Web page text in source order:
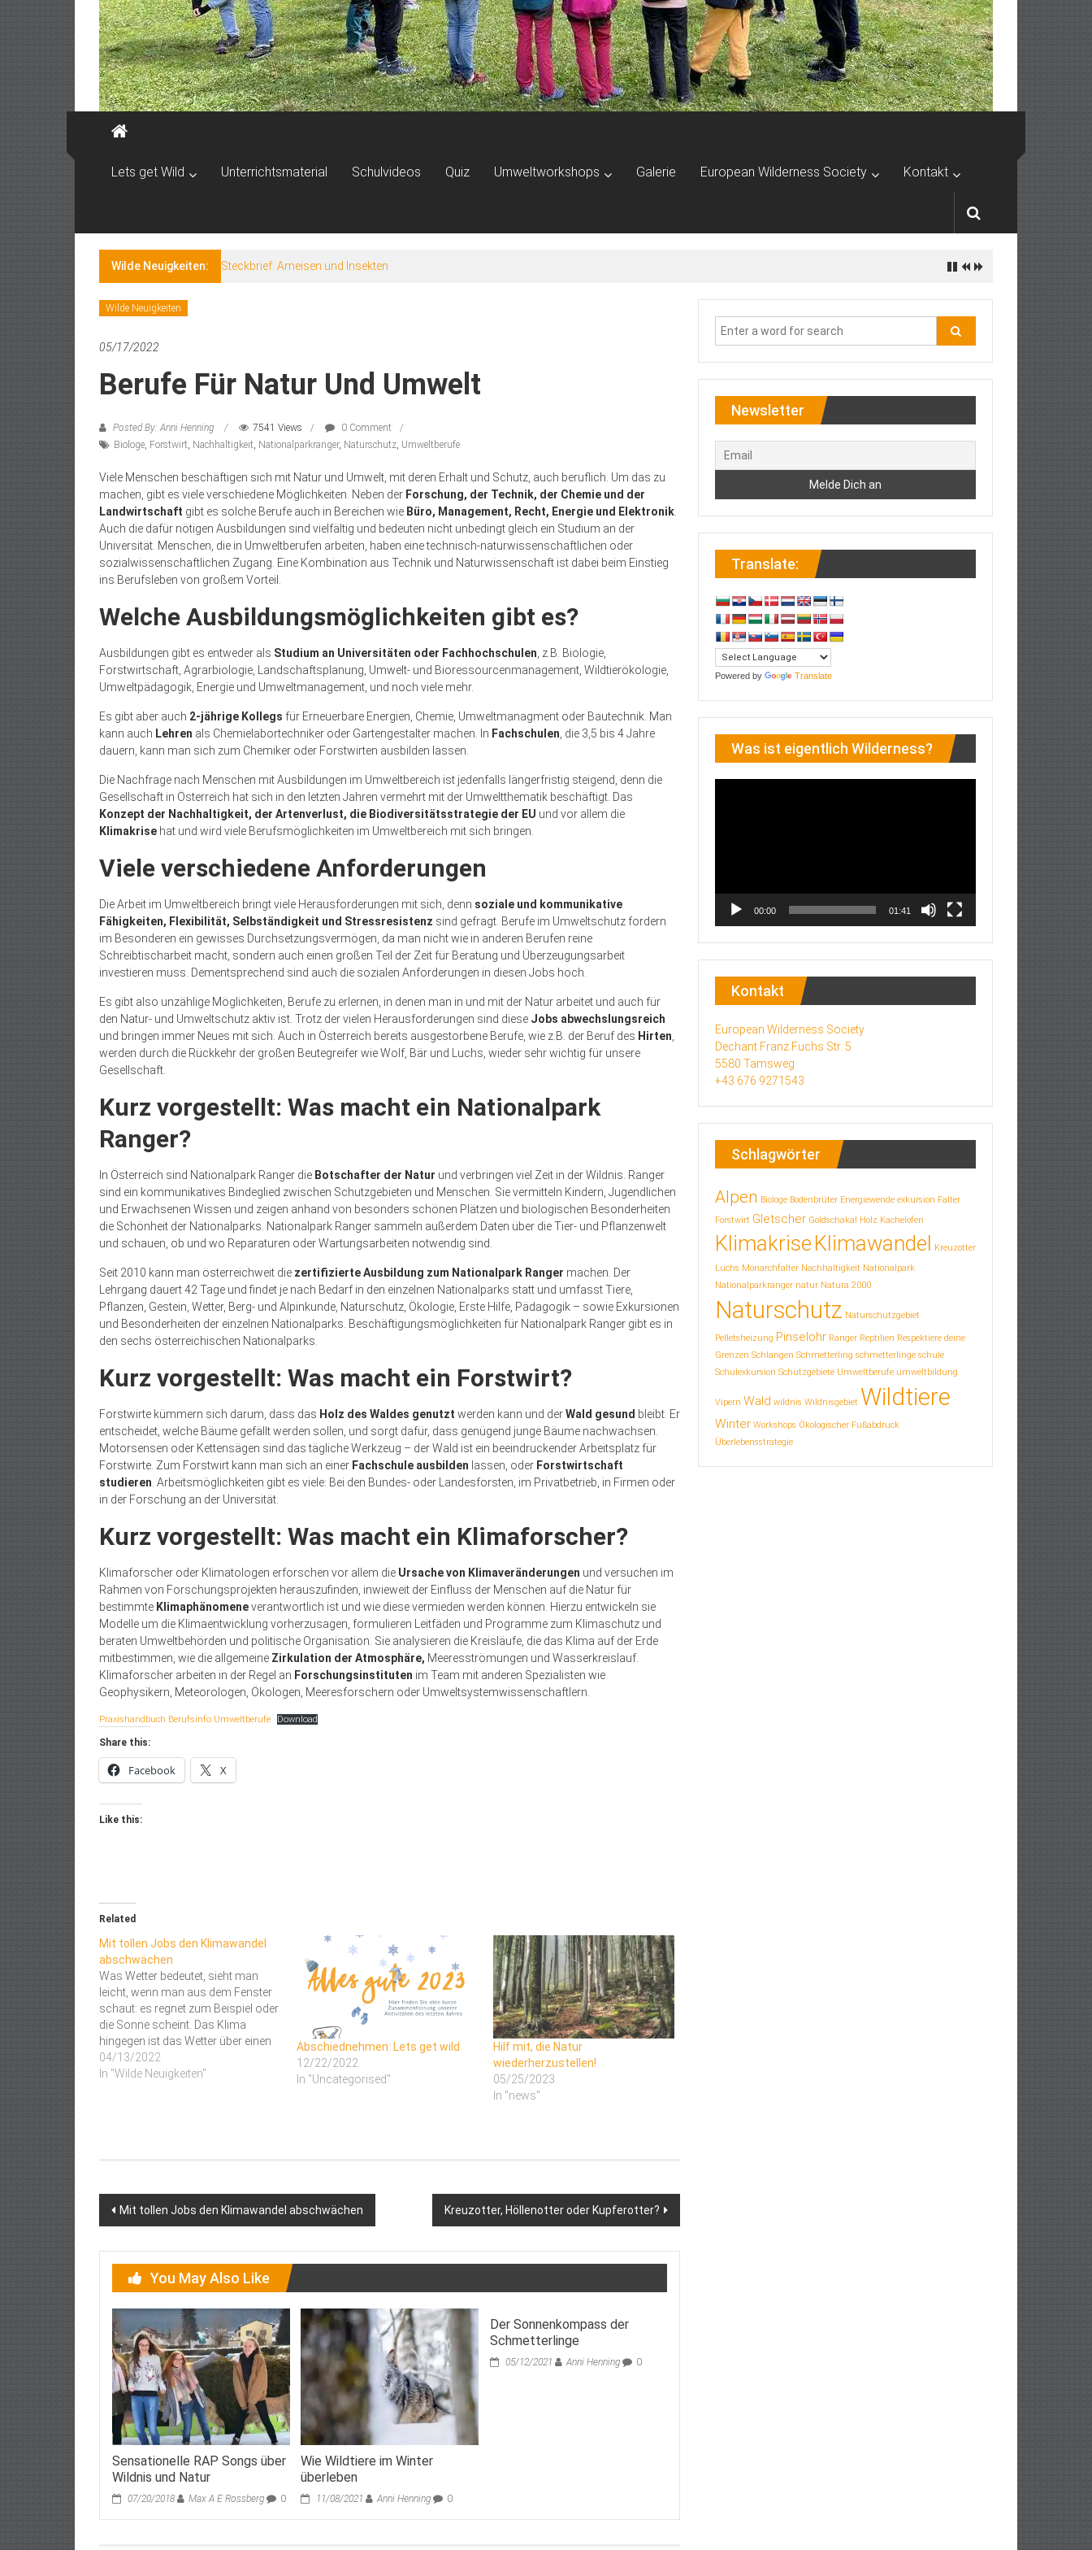
Lets get Wild Unterrichtsmaterial Schulvideos Quiz Umweltworkshops Galerie European Wilderness Society Kontakt
Wilde Neuigkeiten: Steckbrief: Ameisen und Insekten
Wilde Neuigkeiten
05/17/2022
Berufe Für Natur Und Umwelt
Posted By: Anni Henning 7541 Views
0 Comment
Biologe, Forstwirt, Nachhaltigkeit, Nationalparkranger, Naturschutz, Umweltberufe
Viele Menschen beschäftigen sich mit Natur und Umwelt, mit deren Erhalt und Schutz, auch beruflich. Um das zu
machen, gibt es viele verschiedene Möglichkeiten. Neben der Forschung, der Technik, der Chemie und der
Landwirtschaft gibt es solche Berufe auch in Bereichen wie Büro, Management, Recht, Energie und Elektronik
Auch die dafür nötigen Ausbildungen sind vielfältig und bedeuten nicht unbedingt gleich ein Studium an der
Universität. Menschen, die in Umweltberufen arbeiten, haben eine technisch-naturwissenschaftlichen oder
sozialwissenschaftlichen Zugang. Eine Kombination aus Technik und Naturwissenschaft ist dabei beim Einstieg
ins Berufsleben von großem Vorteil.
Welche Ausbildungsmöglichkeiten gibt es?
Ausbildungen gibt es entweder als Studium an Universitäten oder Fachhochschulen , z.B. Biologie,
Forstwirtschaft, Agrarbiologie, Landschaftsplanung, Umwelt- und Bioressourcenmanagement, Wildtierökologie,
Umweltpädagogik, Energie und Umweltmanagement, und noch viele mehr.
Es gibt aber auch 2-jährige Kollegs für Erneuerbare Energien, Chemie, Umweltmanagment oder Bautechnik. Man
kann auch Lehren als Chemielabortechniker oder Gartengestalter machen. In Fachschulen , die 3,5 bis 4 Jahre
dauern, kann man sich zum Chemiker oder Forstwirten ausbilden lassen.
Die Nachfrage nach Menschen mit Ausbildungen im Umweltbereich ist jedenfalls längerfristig steigend, denn die
Gesellschaft in Österreich hat sich in den letzten Jahren vermehrt mit der Umweltthematik beschäftigt. Das
Konzept der Nachhaltigkeit, der Artenverlust, die Biodiversitätsstrategie der EU und vor allem die
Klimakrise hat und wird viele Berufsmöglichkeiten im Umweltbereich mit sich bringen.
Viele verschiedene Anforderungen
Die Arbeit im Umweltbereich bringt viele Herausforderungen mit sich, denn soziale und kommunikative
Fähigkeiten, Flexibilität, Selbständigkeit und Stressresistenz sind gefragt. Berufe im Umweltschutz fordern
im Besonderen ein gewisses Durchsetzungsvermögen, da man nicht wie in anderen Berufen reine
Schreibtischarbeit macht, sondern auch einen großen Teil der Zeit für Beratung und Überzeugungsarbeit
investieren muss. Dementsprechend sind auch die sozialen Anforderungen in diesen Jobs hoch.
Es gibt also unzählige Möglichkeiten, Berufe zu erlernen, in denen man in und mit der Natur arbeitet und auch für
den Natur- und Umweltschutz aktiv ist. Trotz der vielen Herausforderungen sind diese Jobs abwechslungsreich
und bringen immer Neues mit sich. Auch in Österreich bereits ausgestorbene Berufe, wie z.B. der Beruf des Hirten
werden durch die Rückkehr der großen Beutegreifer wie Wolf, Bär und Luchs, wieder sehr wichtig für unsere
Gesellschaft.
Kurz vorgestellt: Was macht ein Nationalpark
Ranger?
In Österreich sind Nationalpark Ranger die Botschafter der Natur und verbringen viel Zeit in der Wildnis. Ranger
sind ein kommunikatives Bindeglied zwischen Schutzgebieten und Menschen. Sie vermitteln Kindern, Jugendlichen
und Erwachsenen Wissen und zeigen anhand von besonders schönen Plätzen und biologischen Besonderheiten
die Schönheit der Nationalparks. Nationalpark Ranger sammeln außerdem Daten über die Tier- und Pflanzenwelt
und schauen, ob und wo Reparaturen oder Wartungsarbeiten notwendig sind.
Seit 2010 kann man österreichweit die zertifizierte Ausbildung zum Nationalpark Ranger machen. Der
Lehrgang dauert 42 Tage und findet je nach Bedarf in den einzelnen Nationalparks statt und umfasst Tiere,
Pflanzen, Gestein, Wetter, Berg- und Alpinkunde, Naturschutz, Ökologie, Erste Hilfe, Pädagogik – sowie Exkursionen
und Besonderheiten der einzelnen Nationalparks. Beschäftigungsmöglichkeiten für Nationalpark Ranger gibt es in
den sechs österreichischen Nationalparks.
Kurz vorgestellt: Was macht ein Forstwirt?
Forstwirte kümmern sich darum, dass das Holz des Waldes genutzt werden kann und derWald gesund bleibt. Er
entscheidet, welche Bäume gefällt werden sollen, und sorgt dafür, dass genügend junge Bäume nachwachsen.
Motorsensen oder Kettensägen sind das tägliche Werkzeug – der Wald ist ein beeindruckender Arbeitsplatz für
Forstwirte. Zum Forstwirt kann man sich an einer Fachschule ausbilden lassen, oder Forstwirtschaft
studieren . Arbeitsmöglichkeiten gibt es viele: Bei den Bundes- oder Landesforsten, im Privatbetrieb, in Firmen oder
in der Forschung an der Universität.
Kurz vorgestellt: Was macht ein Klimaforscher?
Klimaforscher oder Klimatologen erforschen vor allem die Ursache von Klimaveränderungen und versuchen im
Rahmen von Forschungsprojekten herauszufinden, inwieweit der Einfluss der Menschen auf die Natur für
bestimmte Klimaphänomeneverantwortlich ist und wie diese vermieden werden können. Hierzu entwickeln sie
Modelle um die Klimaentwicklung vorherzusagen, formulieren Leitfäden und Programme zum Klimaschutz und
beraten Umweltbehörden und politische Organisation. Sie analysieren die Kreisläufe, die das Klima auf der Erde
mitbestimmen, wie die allgemeine Zirkulation der Atmosphäre, Meeresströmungen und Wasserkreislauf.
Klimaforscher arbeiten in der Regel an Forschungsinstituten im Team mit anderen Spezialisten wie
Geophysikern, Meteorologen, Ökologen, Meeresforschern oder Umweltsystemwissenschaftlern.
Praxishandbuch Berufsinfo Umweltberufe Download
Share this:
Facebook X
Like this:
Related
Mit tollen Jobs den Klimawandel
abschwächen
Was Wetter bedeutet, sieht man
leicht, wenn man aus dem Fenster
schaut: es regnet zum Beispiel oder
die Sonne scheint. Das Klima
hingegen ist das Wetter über einen
langen Zeitraum betrachtet. Regnet
es in über viele Jahre hinweg in
04/13/2022
In "Wilde Neuigkeiten"
Abschiednehmen: Lets get wild
12/22/2022
In "Uncategorised"
Hilf mit, die Natur
wiederherzustellen!
05/25/2023
In "news"
Post
Mit tollen Jobs den Klimawandel abschwächen Kreuzotter, Höllenotter oder Kupferotter?
You May Also Like
Sensationelle RAP Songs über
Wildnis und Natur
07/20/2018 Max A E Rossberg 0
Wie Wildtiere im Winter
überleben
11/08/2021 Anni Henning 0
Der Sonnenkompass der
Schmetterlinge
05/12/2021 Anni Henning 0
Newsletter
Translate:
Powered by Translate
Was ist eigentlich Wilderness?
00:00 01:41
Kontakt
European Wilderness Society
Dechant Franz Fuchs Str. 5
5580 Tamsweg
+43 676 9271543
Schlagwörter
Alpen Biologe Bodenbrüter Energiewende exkursion Falter
Forstwirt Gletscher Goldschakal Holz Kachelofen
Klimakrise Klimawandel Kreuzotter
Luchs Monarchfalter Nachhaltigkeit Nationalpark
Nationalparkranger natur Natura 2000
Naturschutz Naturschutzgebiet
Pelletsheizung Pinselohr Ranger Reptilien Respektiere deine
Grenzen Schlangen Schmetterling schmetterlinge schule
Schulexkursion Schutzgebiete Umweltberufe umweltbildung
Vipern Wald wildnis Wildnisgebiet Wildtiere
Winter Workshops Ökologischer Fußabdruck
Überlebensstrategie